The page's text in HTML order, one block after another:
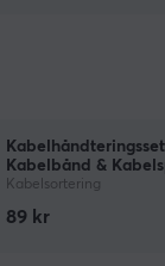
Kabelbånd &
Kabelsortering
89 kr